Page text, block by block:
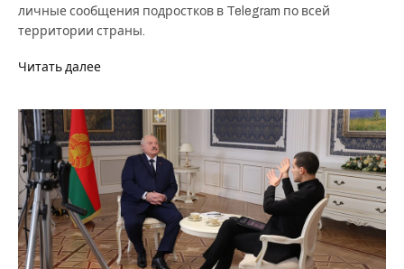
личные сообщения подростков в Telegram по всей
территории страны.
Читать далее